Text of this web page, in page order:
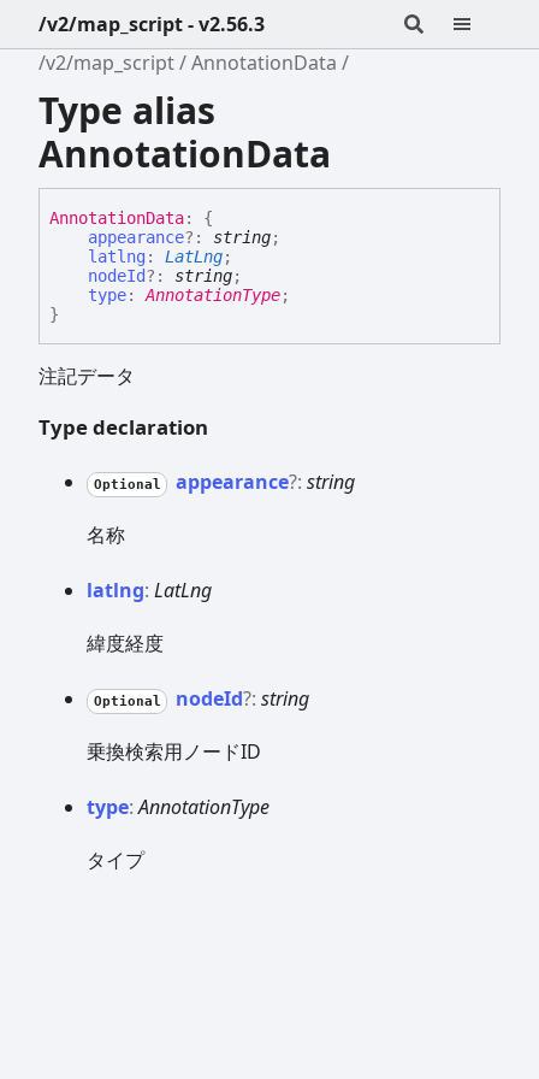
/v2/map_script - v2.56.3
/v2/map_script
AnnotationData
Type alias
AnnotationData
AnnotationData:
{
appearance?: string;
latlng : LatLng;
nodeId?: string;
type:AnnotationType;
}
注記データ
Type declaration
Optional appearance?: string
名称
latlng: LatLng
緯度経度
Optional nodeId?: string
乗換検索用ノードID
type:AnnotationType
タイプ